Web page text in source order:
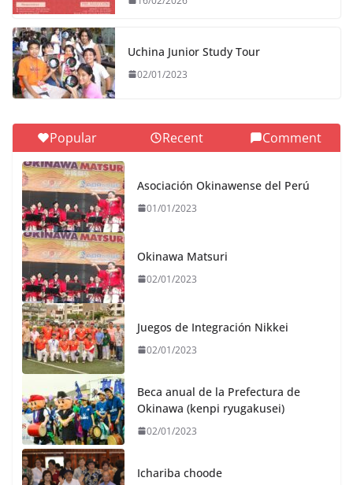
Uchina Junior Study Tour
02/01/2023
Popular Recent Comment
Asociación Okinawense del Perú
01/01/2023
Okinawa Matsuri
02/01/2023
Juegos de Integración Nikkei
02/01/2023
Beca anual de la Prefectura de
Okinawa (kenpi ryugakusei)
02/01/2023
Ichariba choode